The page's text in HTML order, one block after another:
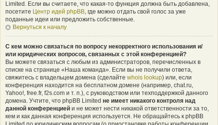
Limited. Если вы считаете, что какая-то функция должна быть добавлена,
посетите Центр идей phpBB, где можно отдать свой голос за уже
поданные идеи или предложить собственные.
Вернуться к началу
С кем можно связаться по вопросу некорректного использования и/
или юридических вопросов, связанных с этой конференцией?
Вы можете связаться с любым из администраторов, перечисленных в
списке на странице «Наша команда». Если вы не получили ответа,
свяжитесь с владельцем домена (сделайте whois lookup) или, если
конференция находится на бесплатном домене (например, chat.ru,
Yahoo!, free.fr, f2s.com и т. п.), с руководством или техподдержкой данного
домена. Учтите, что phpBB Limited не имеет никакого контроля над
данной конференцией и не может нести никакой ответственности за то,
кем и как данная конференция используется. Не обращайтесь к phpBB